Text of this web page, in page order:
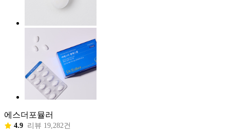
에스더포뮬러
4.9 리뷰 19,282건